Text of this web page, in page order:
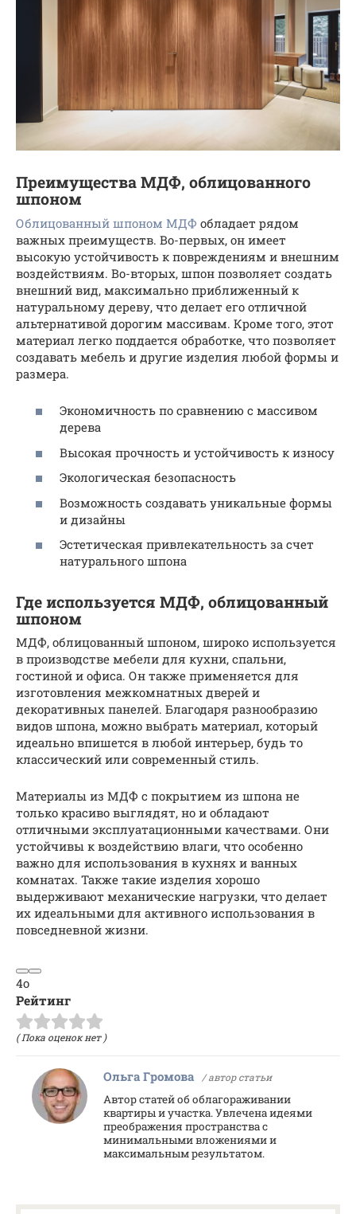
Преимущества МДФ, облицованного
шпоном
Облицованный шпоном МДФ обладает рядом
важных преимуществ. Во-первых, он имеет
высокую устойчивость к повреждениям и внешним
воздействиям. Во-вторых, шпон позволяет создать
внешний вид, максимально приближенный к
натуральному дереву, что делает его отличной
альтернативой дорогим массивам. Кроме того, этот
материал легко поддается обработке, что позволяет
создавать мебель и другие изделия любой формы и
размера.
Экономичность по сравнению с массивом
дерева
Высокая прочность и устойчивость к износу
Экологическая безопасность
Возможность создавать уникальные формы
и дизайны
Эстетическая привлекательность за счет
натурального шпона
Где используется МДФ, облицованный
шпоном
МДФ, облицованный шпоном, широко используется
в производстве мебели для кухни, спальни,
гостиной и офиса. Он также применяется для
изготовления межкомнатных дверей и
декоративных панелей. Благодаря разнообразию
видов шпона, можно выбрать материал, который
идеально впишется в любой интерьер, будь то
классический или современный стиль.
Материалы из МДФ с покрытием из шпона не
только красиво выглядят, но и обладают
отличными эксплуатационными качествами. Они
устойчивы к воздействию влаги, что особенно
важно для использования в кухнях и ванных
комнатах. Также такие изделия хорошо
выдерживают механические нагрузки, что делает
их идеальными для активного использования в
повседневной жизни.
4o
Рейтинг
( Пока оценок нет )
Ольга Громова / автор статьи
Автор статей об облагораживании
квартиры и участка. Увлечена идеями
преображения пространства с
минимальными вложениями и
максимальным результатом.